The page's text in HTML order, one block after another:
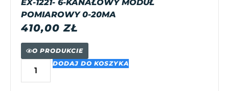
EX-1221- 6-KANAŁOWY MODUŁ
POMIAROWY 0-20MA
410,00ZŁ
O PRODUKCIE
DODAJ DO KOSZYKA